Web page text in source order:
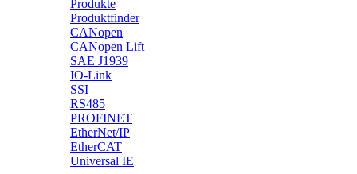
Produkte
Produktfinder
CANopen
CANopen Lift
SAE J1939
IO-Link
SSI
RS485
PROFINET
EtherNet/IP
EtherCAT
Universal IE